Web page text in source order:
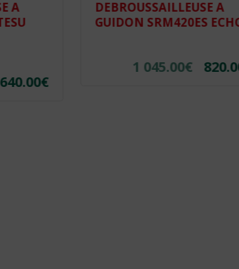
DEBROUSSAILLEUSE A
GUIDON SRM420ES ECHO
€ 820.00€